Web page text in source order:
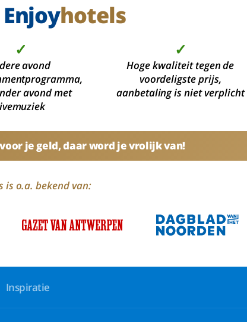
Enjoyhotels
✓
avond
avond met
✓
Hoge kwaliteit tegen de
voordeligste prijs,
aanbetaling is niet verplicht
je geld, daar word je vrolijk van!
is o.a. bekend van:
Inspiratie